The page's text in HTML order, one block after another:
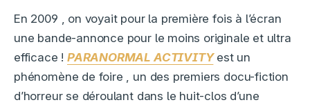
En 2009 , on voyait pour la première fois à l’écran
une bande-annonce pour le moins originale et ultra
efficace ! PARANORMAL ACTIVITYest un
phénomène de foire , un des premiers docu-fiction
d’horreur se déroulant dans le huit-clos d’une